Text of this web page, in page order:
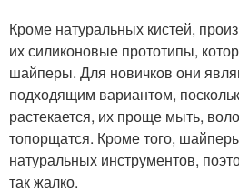
Кроме натуральных кистей,
их силиконовые прототипы,
шайперы. Для новичков они
подходящим вариантом,
растекается, их проще мыть,
топорщатся. Кроме того,
натуральных инструментов,
так жалко.